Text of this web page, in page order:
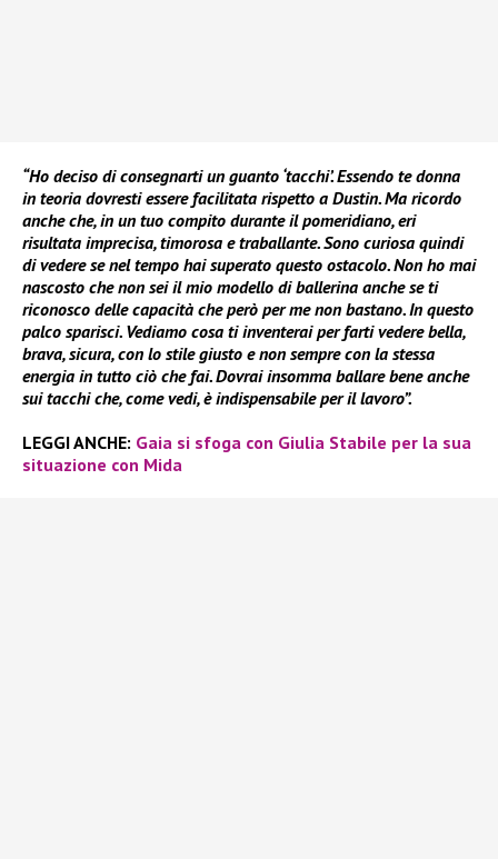
“Ho deciso di consegnarti un guanto ‘tacchi’. Essendo te donna
in teoria dovresti essere facilitata rispetto a Dustin. Ma ricordo
anche che, in un tuo compito durante il pomeridiano, eri
risultata imprecisa, timorosa e traballante. Sono curiosa quindi
di vedere se nel tempo hai superato questo ostacolo. Non ho mai
nascosto che non sei il mio modello di ballerina anche se ti
riconosco delle capacità che però per me non bastano. In questo
palco sparisci. Vediamo cosa ti inventerai per farti vedere bella,
brava, sicura, con lo stile giusto e non sempre con la stessa
energia in tutto ciò che fai. Dovrai insomma ballare bene anche
sui tacchi che, come vedi, è indispensabile per il lavoro”.
LEGGI ANCHE: Gaia si sfoga con Giulia Stabile per la sua
situazione con Mida